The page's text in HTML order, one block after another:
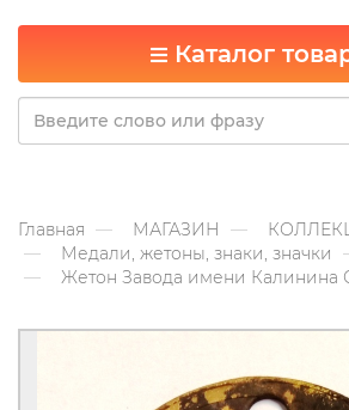
Каталог
Главная МАГАЗИН
Медали, жетоны, знаки, значки
Жетон Завода имени Калинина